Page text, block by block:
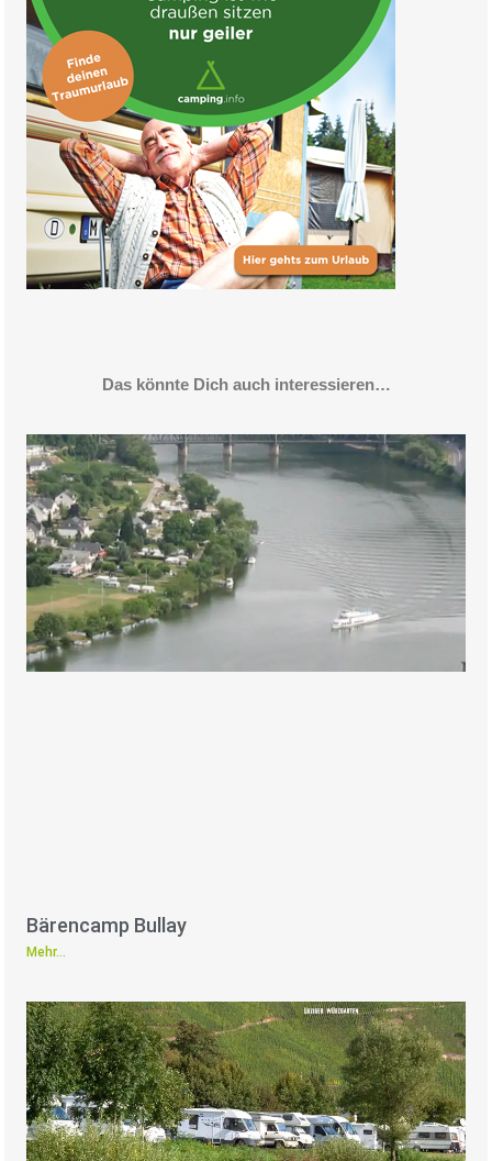
Das könnte Dich auch interessieren…
Bärencamp Bullay
Mehr...